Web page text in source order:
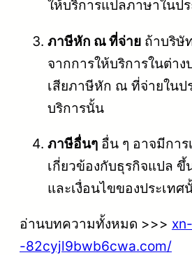
ให้บริการแปลภาษาในป
ภาษีหัก ณ ที่จ่าย ถ้าบริษั
จากการให้บริการในต่าง
เสียภาษีหัก ณ ที่จ่ายในป
บริการนั้น
ภาษีอื่นๆ อื่น ๆ อาจมีกา
เกี่ยวข้องกับธุรกิจแปล
และเงื่อนไขของประเทศ
อ่านบทความทั้งหมด >>> xn-
-82cyjl9bwb6cwa.com/